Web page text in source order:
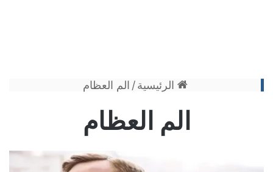
الرئيسية / الم العظام
الم العظام